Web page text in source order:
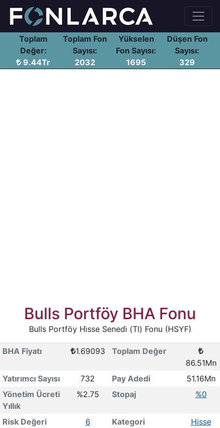
Toplam
Değer:
9.44Tr
Toplam Fon
Sayısı:
2032
Yükselen
Fon Sayısı:
1695
Düşen Fon
Sayısı:
329
Bulls Portföy BHA Fonu
Bulls Portföy Hi̇sse Senedi̇ (Tl) Fonu (HSYF)
BHA Fiyatı 1.69093
Toplam Değer
86.51Mn
Yatırımcı Sayısı
732 Pay Adedi
51.16Mn
Yönetim Ücreti
Yıllık
%2.75 Stopaj %0
Risk Değeri 6 Kategori
Hisse